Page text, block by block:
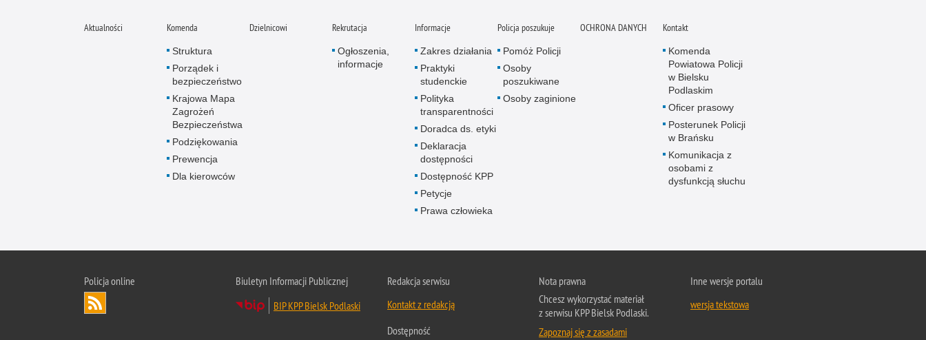
Aktualności Komenda
Struktura
Porządek i
bezpieczeństwo
Krajowa Mapa
Zagrożeń
Bezpieczeństwa
Podziękowania
Prewencja
Dla kierowców
Dzielnicowi Rekrutacja
Ogłoszenia,
informacje
Informacje
Zakres działania
Praktyki
studenckie
Polityka
transparentności
Doradca ds. etyki
Deklaracja
dostępności
Dostępność KPP
Petycje
Prawa człowieka
Policja poszukuje
Pomóż Policji
Osoby
poszukiwane
Osoby zaginione
OCHRONA DANYCH Kontakt
Komenda
Powiatowa Policji
w Bielsku
Podlaskim
Oficer prasowy
Posterunek Policji
w Brańsku
Komunikacja z
osobami z
dysfunkcją słuchu
Policja online
Biuletyn Informacji Publicznej
BIP KPP Bielsk Podlaski
Redakcja serwisu
Kontakt z redakcją
Dostępność
Nota prawna
Chcesz wykorzystać materiał
z serwisu KPP Bielsk Podlaski.
Zapoznaj się z zasadami
Inne wersje portalu
wersja tekstowa